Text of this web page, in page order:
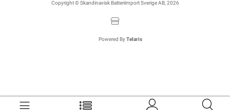
Copyright © Skandinavisk Batteriimport Sverige AB, 2026
Powered ByTelaris